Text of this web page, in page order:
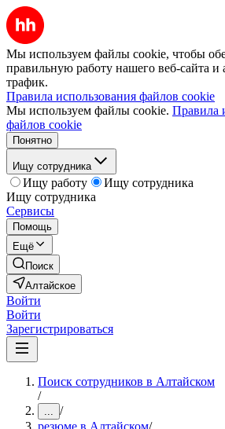
Мы используем файлы cookie, чтобы
правильную работу нашего веб-сайта и
трафик.
Правила использования файлов cookie
Мы используем файлы cookie. Правила
файлов cookie
Понятно
Ищу сотрудника
Ищу работу
Ищу сотрудника
Ищу сотрудника
Сервисы
Помощь
Ещё
Поиск
Алтайское
Войти
Войти
Зарегистрироваться
Поиск сотрудников в Алтайском
/
... /
резюме в Алтайском/